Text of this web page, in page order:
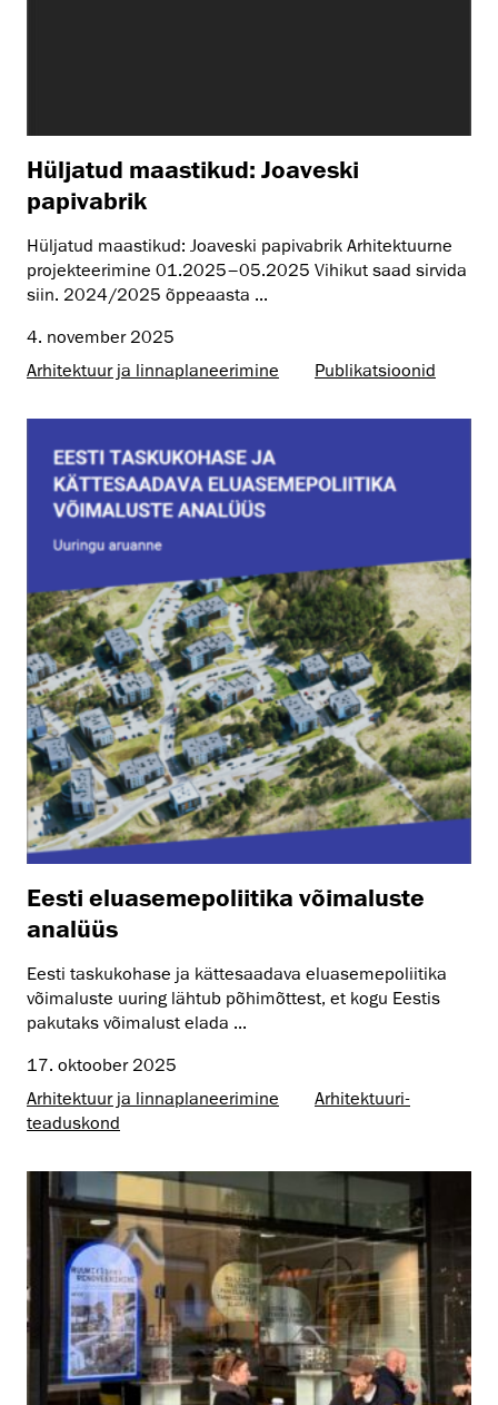
Hüljatud maastikud: Joaveski
papivabrik
Hüljatud maastikud: Joaveski papivabrik Arhitektuurne
projekteerimine 01.2025–05.2025 Vihikut saad sirvida
siin. 2024/2025 õppeaasta ...
4. november 2025
Arhitektuur ja linnaplaneerimine
Publikatsioonid
Eesti eluasemepoliitika võimaluste
analüüs
Eesti taskukohase ja kättesaadava eluasemepoliitika
võimaluste uuring lähtub põhimõttest, et kogu Eestis
pakutaks võimalust elada ...
17. oktoober 2025
Arhitektuur ja linnaplaneerimine
Arhitektuuri­
teaduskond